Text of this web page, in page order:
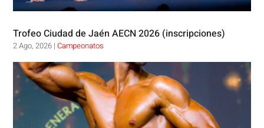
Trofeo Ciudad de Jaén AECN 2026 (inscripciones)
2 Ago, 2026 |Campeonatos